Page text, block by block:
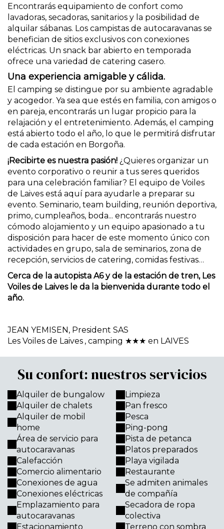
Encontrarás equipamiento de confort como
lavadoras, secadoras, sanitarios y la posibilidad de
alquilar sábanas. Los campistas de autocaravanas se
benefician de sitios exclusivos con conexiones
eléctricas. Un snack bar abierto en temporada
ofrece una variedad de catering casero.
Una experiencia amigable y cálida.
El camping se distingue por su ambiente agradable
y acogedor. Ya sea que estés en familia, con amigos o
en pareja, encontrarás un lugar propicio para la
relajación y el entretenimiento. Además, el camping
está abierto todo el año, lo que le permitirá disfrutar
de cada estación en Borgoña.
¡Recibirte es nuestra pasión! ¿Quieres organizar un
evento corporativo o reunir a tus seres queridos
para una celebración familiar? El equipo de Voiles
de Laives está aquí para ayudarle a preparar su
evento. Seminario, team building, reunión deportiva,
primo, cumpleaños, boda... encontrarás nuestro
cómodo alojamiento y un equipo apasionado a tu
disposición para hacer de este momento único con
actividades en grupo, sala de seminarios, zona de
recepción, servicios de catering, comidas festivas…
Cerca de la autopista A6 y de la estación de tren, Les
Voiles de Laives le da la bienvenida durante todo el
año.
JEAN YEMISEN, President SAS
Les Voiles de Laives , camping ★★★ en LAIVES
Su confort: nuestros servicios
Alquiler de bungalow
Alquiler de chalets
Alquiler de mobil
home
Área de servicio para
autocaravanas
Calefacción
Comercio alimentario
Conexiones de agua
Conexiones eléctricas
Emplazamiento para
autocaravanas
Estacionamiento
Limpieza
Pan fresco
Pesca
Ping-pong
Pista de petanca
Platos preparados
Playa vigilada
Restaurante
Se admiten animales
de compañía
Secadora de ropa
colectiva
Terreno con sombra